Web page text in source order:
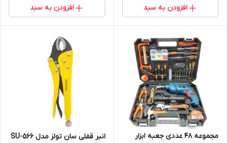
افزودن به سبد افزودن به سبد
مجموعه 48 عددی جعبه ابزار
انبر قفلی سان تولز مدل SU-566